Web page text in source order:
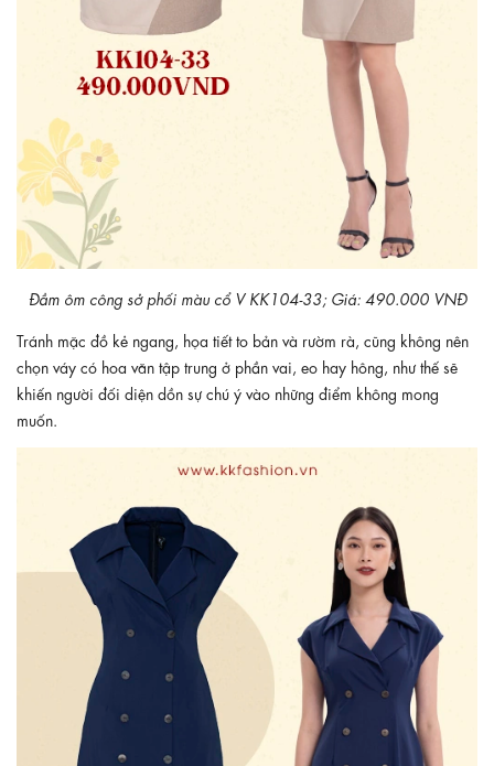
Đầm ôm công sở phối màu cổ V KK104-33; Giá: 490.000 VNĐ
Tránh mặc đồ kẻ ngang, họa tiết to bản và rườm rà, cũng không nên
chọn váy có hoa văn tập trung ở phần vai, eo hay hông, như thế sẽ
khiến người đối diện dồn sự chú ý vào những điểm không mong
muốn.